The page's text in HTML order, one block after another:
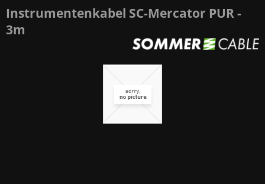
Instrumentenkabel SC-Mercator PUR -
3m